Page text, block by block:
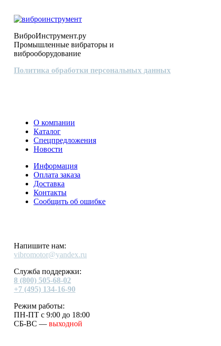
ВиброИнструмент.ру
Промышленные вибраторы и
виброоборудование
Политика обработки персональных данных
О компании
Каталог
Спецпредложения
Новости
Информация
Оплата заказа
Доставка
Контакты
Сообщить об ошибке
Напишите нам:
vibromotor@yandex.ru
Служба поддержки:
8 (800) 505-68-02
+7 (495) 134-16-90
Режим работы:
ПН-ПТ с 9:00 до 18:00
СБ-ВС — выходной